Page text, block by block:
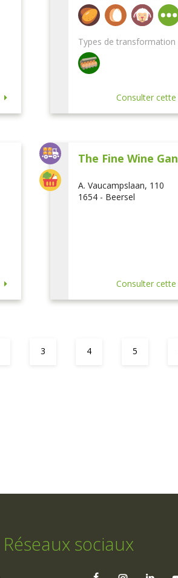
Types de transformation
Consulter cette
The Fine Wine
A. Vaucampslaan, 110
1654 - Beersel
Consulter cette
3 4 5
Réseaux sociaux